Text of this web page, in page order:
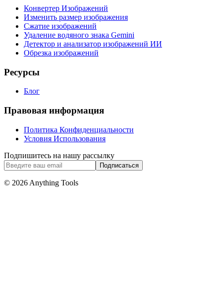
Конвертер Изображений
Изменить размер изображения
Сжатие изображений
Удаление водяного знака Gemini
Детектор и анализатор изображений ИИ
Обрезка изображений
Ресурсы
Блог
Правовая информация
Политика Конфиденциальности
Условия Использования
Подпишитесь на нашу рассылку
Подписаться
© 2026 Anything Tools